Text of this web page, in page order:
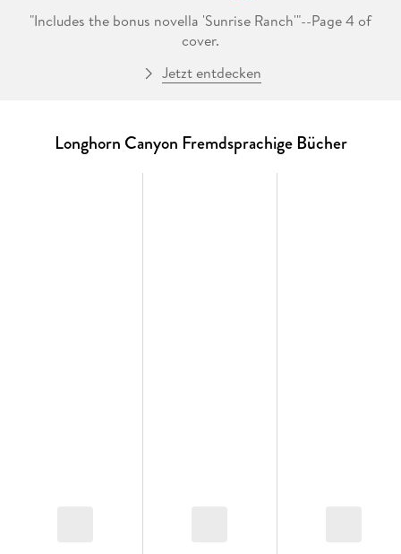
"Includes the bonus novella 'Sunrise Ranch'"--Page 4 of
cover.
Jetzt entdecken
Longhorn Canyon Fremdsprachige Bücher